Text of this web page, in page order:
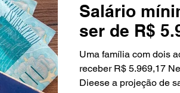
Salário
ser de R$
Uma família com dois
receber R$ 5.969,17
Dieese a projeção de